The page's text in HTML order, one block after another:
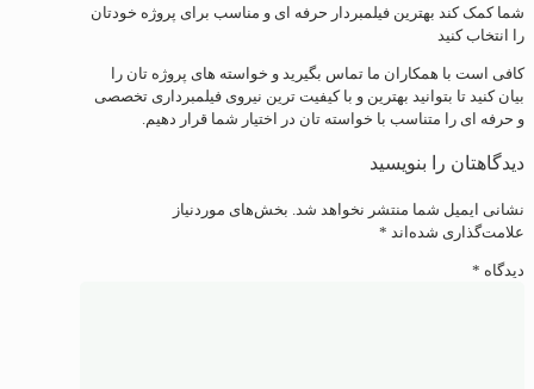
شما کمک کند بهترین فیلمبردار حرفه ای و مناسب برای پروژه خودتان
را انتخاب کنید
کافی است با همکاران ما تماس بگیرید و خواسته های پروژه تان را
بیان کنید تا بتوانید بهترین و با کیفیت ترین نیروی فیلمبرداری تخصصی
و حرفه ای را متناسب با خواسته تان در اختیار شما قرار دهیم.
دیدگاهتان را بنویسید
نشانی ایمیل شما منتشر نخواهد شد. بخش‌های موردنیاز
علامت‌گذاری شده‌اند *
دیدگاه *